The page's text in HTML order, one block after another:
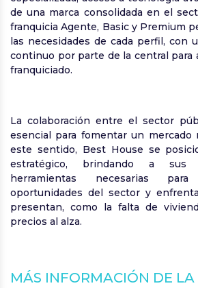
de una marca consolidada en el
franquicia Agente, Basic y Premium
las necesidades de cada perfil, con
continuo por parte de la central para
franquiciado.
La colaboración entre el sector
esencial para fomentar un mercado
este sentido, Best House se
estratégico, brindando a sus
herramientas necesarias
oportunidades del sector y
presentan, como la falta de
precios al alza.
MÁS INFORMACIÓN DE